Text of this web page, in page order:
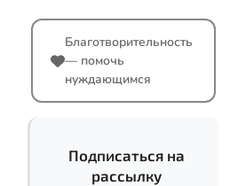
Благотворительность
— помочь
нуждающимся
Подписаться на
рассылку